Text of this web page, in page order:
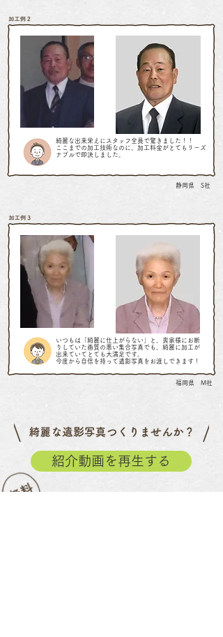
綺麗な出来栄えにスタッフ全員で驚きました！！
ここまでの加工技術なのに、加工料金がとてもリーズ
ナブルで即決しました。
静岡県 S社
いつもは「綺麗に仕上がらない」と、喪家様にお断
りしていた画質の悪い集合写真でも、綺麗に加工が
出来ていてとても大満足です。
今度から自信を持って遺影写真をお渡しできます！
福岡県 M社
紹介動画を再生する